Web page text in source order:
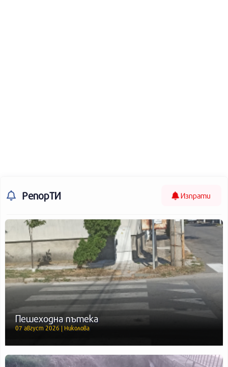
РепорТИ Изпрати
Пешеходна пътека
07 август 2026 | Николова